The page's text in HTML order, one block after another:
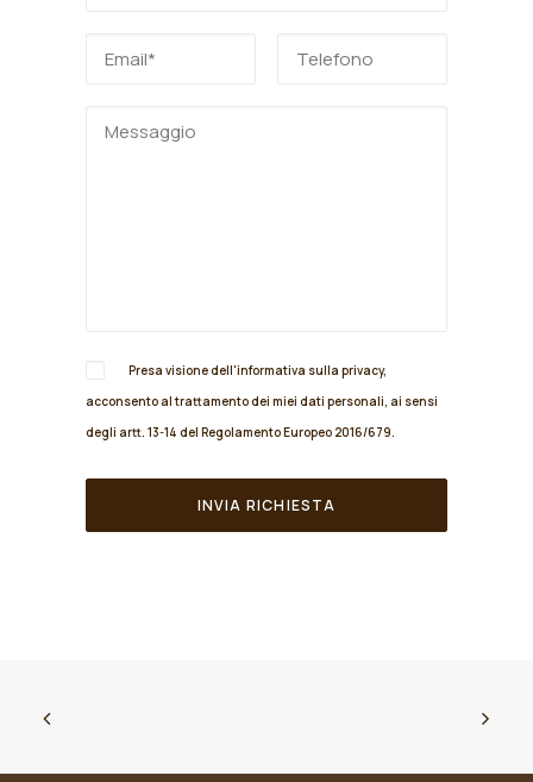
Presa visione dell'informativa sulla privacy,
acconsento al trattamento dei miei dati personali, ai sensi
degli artt. 13-14 del Regolamento Europeo 2016/679.